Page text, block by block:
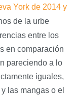
York de 2014 y
de la urbe
entre los
en comparación
pareciendo a lo
iguales,
las mangas o el